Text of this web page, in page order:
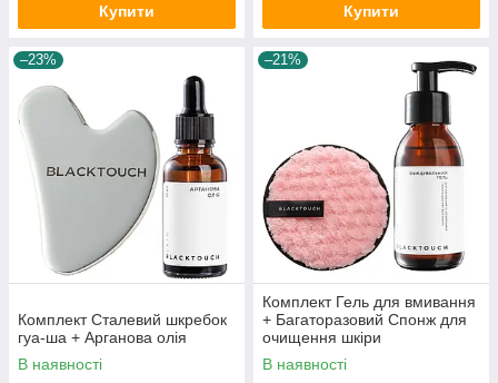
Купити Купити
–23%
Комплект Сталевий шкребок
гуа-ша + Арганова олія
В наявності
–21%
Комплект Гель для вмивання
+ Багаторазовий Спонж для
очищення шкіри
В наявності